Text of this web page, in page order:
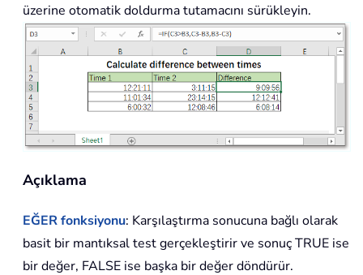
üzerine otomatik doldurma tutamacını sürükleyin.
Açıklama
EĞER fonksiyonu: Karşılaştırma sonucuna bağlı olarak
basit bir mantıksal test gerçekleştirir ve sonuç TRUE ise
bir değer, FALSE ise başka bir değer döndürür.